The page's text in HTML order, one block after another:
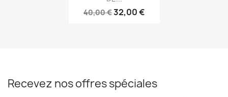
40,00 €32,00 €
Recevez nos offres spéciales